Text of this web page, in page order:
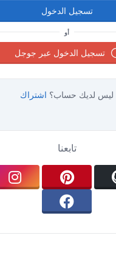
تسجيل الدخول
أو
تسجيل الدخول عبر جوجل
ليس لديك حساب؟ اشتراك
تابعنا